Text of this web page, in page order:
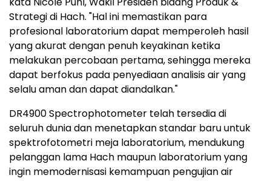
Strategi di Hach. "Hal ini memastikan para
profesional laboratorium dapat memperoleh hasil
yang akurat dengan penuh keyakinan ketika
melakukan percobaan pertama, sehingga mereka
dapat berfokus pada penyediaan analisis air yang
selalu aman dan dapat diandalkan."
DR4900 Spectrophotometer telah tersedia di
seluruh dunia dan menetapkan standar baru untuk
spektrofotometri meja laboratorium, mendukung
pelanggan lama Hach maupun laboratorium yang
ingin memodernisasi kemampuan pengujian air